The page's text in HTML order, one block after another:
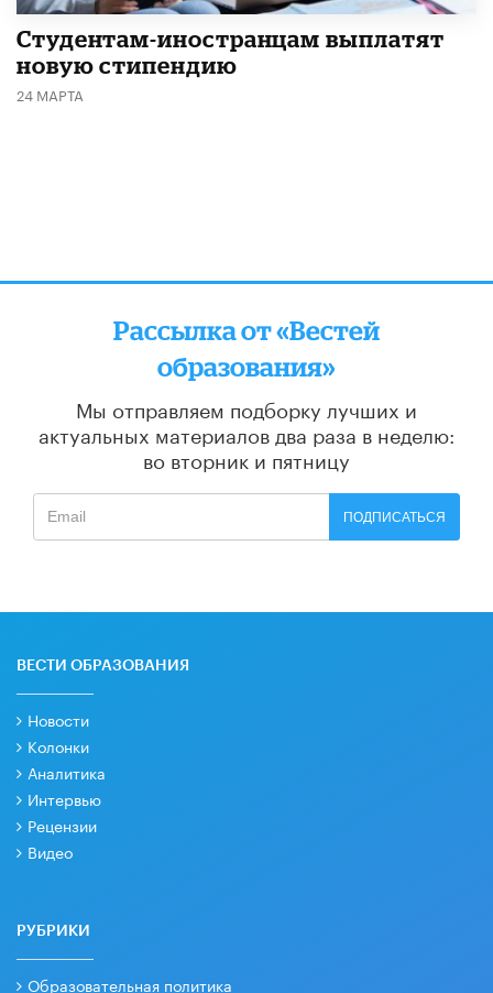
Студентам-иностранцам выплатят
новую стипендию
24 МАРТА
Рассылка от «Вестей
образования»
Мы отправляем подборку лучших и
актуальных материалов два раза в неделю:
во вторник и пятницу
ПОДПИСАТЬСЯ
ВЕСТИ ОБРАЗОВАНИЯ
Новости
Колонки
Аналитика
Интервью
Рецензии
Видео
РУБРИКИ
Образовательная политика